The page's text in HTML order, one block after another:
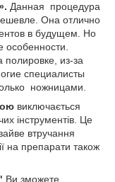
Данная процедура
Она отлично
в будущем. Но
полировке, из-за
специалисты
ножницами.
виключається
інструментів. Це
втручання
на препарати також
Ви зможете